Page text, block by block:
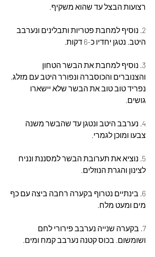
רצועות הבצל עד שהוא משקיף.
2. נוסיף למחבת פטריות ותבלינים ונערבב
היטב. נטגן יחדיו כ-6 דקות.
3. נוסיף למחבת את הבשר הטחון
והצנוברים והכוסברה ונפורר היטב עם מזלג,
נפריד טוב טוב את הבשר שלא יישארו
גושים.
4. נערבב היטב ונטגן עד שהבשר משנה
צבעו ומוכן לגמרי.
5. נוציא את תערובת הבשר למסננת ונניח
לצינון והגרת הנוזלים.
6. בינתיים נטרוף בקערה רחבה ביצה עם כף
מים ומעט מלח.
7. בקערה שנייה נערבב פירורי לחם
ושומשום. בכוס קטנה נערבב קמח ומים.